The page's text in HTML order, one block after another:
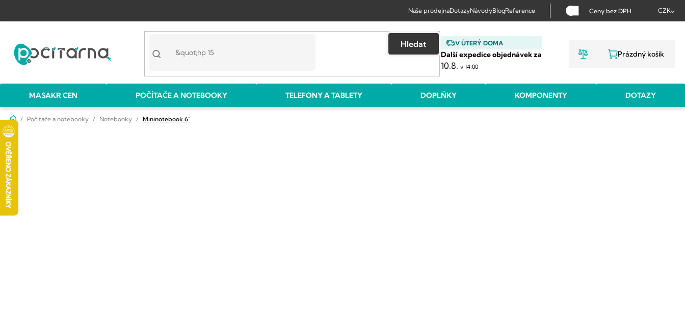
obsah
Naše prodejnaDotazyNávodyBlogReference Ceny bez DPH CZK
V ÚTERÝ DOMA
Další expedice objednávek za
10.8.v 14:00
Hledat
NÁKUPNÍ
Prázdný košík
MASAKR CEN POČÍTAČE A NOTEBOOKY TELEFONY A TABLETY DOPLŇKY KOMPONENTY DOTAZY
DomůPočítače a notebooky Notebooky Mininotebook 6"
P
o
s
t
r
a